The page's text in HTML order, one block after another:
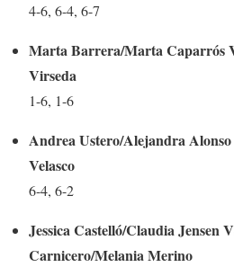
4-6, 6-4, 6-7
Marta Barrera/Marta Caparrós
Virseda
1-6, 1-6
Andrea Ustero/Alejandra
Velasco
6-4, 6-2
Jessica Castelló/Claudia Jensen
Carnicero/Melania Merino